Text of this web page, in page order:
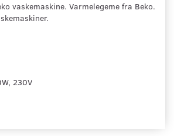
vaskemaskine. Varmelegeme fra Beko.
230V